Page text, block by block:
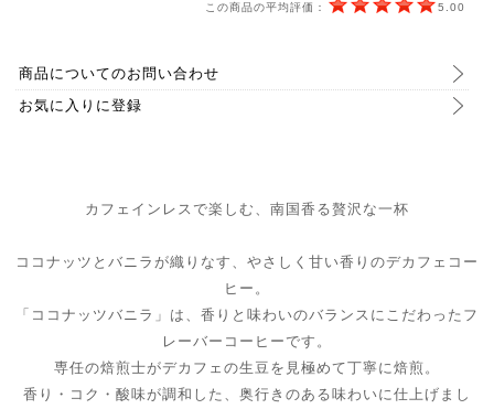
この商品の平均評価： 5.00
商品についてのお問い合わせ
お気に入りに登録
カフェインレスで楽しむ、南国香る贅沢な一杯
ココナッツとバニラが織りなす、やさしく甘い香りのデカフェコー
ヒー。
「ココナッツバニラ」は、香りと味わいのバランスにこだわったフ
レーバーコーヒーです。
専任の焙煎士がデカフェの生豆を見極めて丁寧に焙煎。
香り・コク・酸味が調和した、奥行きのある味わいに仕上げまし